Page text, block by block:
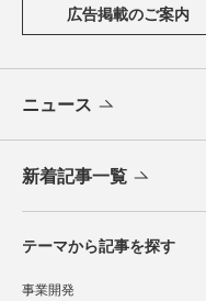
広告掲載のご案内
ニュース
新着記事一覧
テーマから記事を探す
事業開発